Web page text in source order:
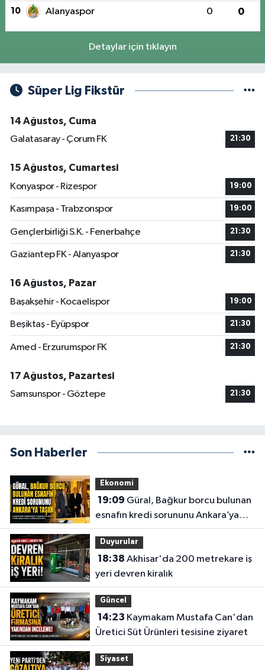
10 Alanyaspor 0 0
Detaylar için tıklayın
Süper Lig Fikstür
14 Ağustos, Cuma
Galatasaray - Çorum FK
21:30
15 Ağustos, Cumartesi
Konyaspor - Rizespor
19:00
Kasımpaşa - Trabzonspor 19:00
Gençlerbirliği S.K. - Fenerbahçe 21:30
Gaziantep FK - Alanyaspor 21:30
16 Ağustos, Pazar
Başakşehir - Kocaelispor
19:00
Beşiktaş - Eyüpspor 21:30
Amed - Erzurumspor FK 21:30
17 Ağustos, Pazartesi
Samsunspor - Göztepe
21:30
Son Haberler
Ekonomi
19:09
esnafın kredi sorununu Ankara’ya
taşıdı
Duyurular
18:38
yeri devren kiralık
Güncel
14:23
Üretici Süt Ürünleri tesisine ziyaret
Siyaset